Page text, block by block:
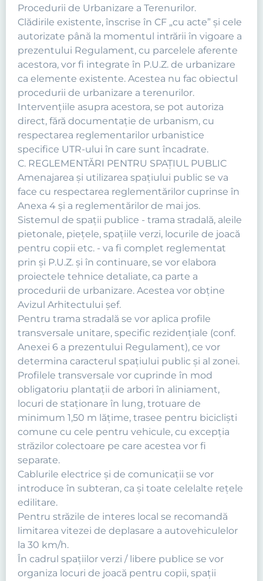
Procedurii de Urbanizare a Terenurilor.
Clădirile existente, înscrise în CF „cu acte” şi cele
autorizate până la momentul intrării în vigoare a
prezentului Regulament, cu parcelele aferente
acestora, vor fi integrate în P.U.Z. de urbanizare
ca elemente existente. Acestea nu fac obiectul
procedurii de urbanizare a terenurilor.
Intervențiile asupra acestora, se pot autoriza
direct, fără documentație de urbanism, cu
respectarea reglementarilor urbanistice
specifice UTR-ului în care sunt încadrate.
C. REGLEMENTĂRI PENTRU SPAȚIUL PUBLIC
Amenajarea şi utilizarea spaţiului public se va
face cu respectarea reglementărilor cuprinse în
Anexa 4 şi a reglementărilor de mai jos.
Sistemul de spaţii publice - trama stradală, aleile
pietonale, pieţele, spaţiile verzi, locurile de joacă
pentru copii etc. - va fi complet reglementat
prin şi P.U.Z. şi în continuare, se vor elabora
proiectele tehnice detaliate, ca parte a
procedurii de urbanizare. Acestea vor obține
Avizul Arhitectului șef.
Pentru trama stradală se vor aplica profile
transversale unitare, specific rezidenţiale (conf.
Anexei 6 a prezentului Regulament), ce vor
determina caracterul spaţiului public şi al zonei.
Profilele transversale vor cuprinde în mod
obligatoriu plantaţii de arbori în aliniament,
locuri de staţionare în lung, trotuare de
minimum 1,50 m lăţime, trasee pentru biciclişti
comune cu cele pentru vehicule, cu excepţia
străzilor colectoare pe care acestea vor fi
separate.
Cablurile electrice şi de comunicaţii se vor
introduce în subteran, ca şi toate celelalte reţele
edilitare.
Pentru străzile de interes local se recomandă
limitarea vitezei de deplasare a autovehiculelor
la 30 km/h.
În cadrul spaţiilor verzi / libere publice se vor
organiza locuri de joacă pentru copii, spaţii